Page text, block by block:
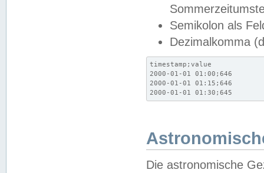
Semikolon als
Dezimalkomma
timestamp;value
2000-01-01 01:00;646
2000-01-01 01:15;646
2000-01-01 01:30;645
Die astronomische